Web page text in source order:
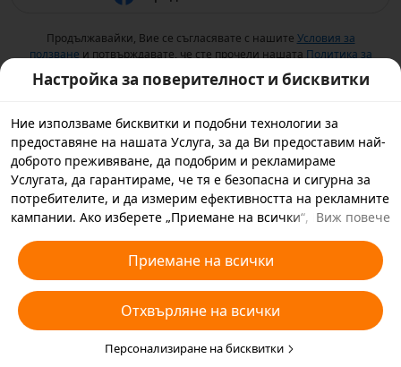
Продължавайки, Вие се съгласявате с нашите Условия за
ползване и потвърждавате, че сте прочели нашата Политика за
Настройка за поверителност и бисквитки
Ние използваме бисквитки и подобни технологии за
предоставяне на нашата Услуга, за да Ви предоставим най-
доброто преживяване, да подобрим и рекламираме
Услугата, да гарантираме, че тя е безопасна и сигурна за
потребителите, и да измерим ефективността на рекламните
кампании. Ако изберете „Приемане на всички“, Вие се
съхраняваме бисквитки и подобни технологии на Вашето
устройство за рекламни цели. Можете да изберете също
„Отхвърляне на всички“ за незадължителните бисквитки
или да изберете кои видове бисквитки искате да приемете
или дезактивирате, като кликнете върху „Персонализиране
на бисквитките“ по-долу или по всяко време в настройките
Виж повече
Приемане на всички
Отхвърляне на всички
Персонализиране на бисквитки